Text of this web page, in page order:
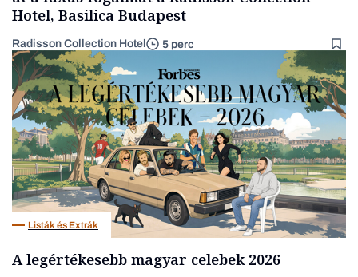
Hotel, Basilica Budapest
Radisson Collection Hotel 5 perc
Listák és Extrák
A legértékesebb magyar celebek 2026